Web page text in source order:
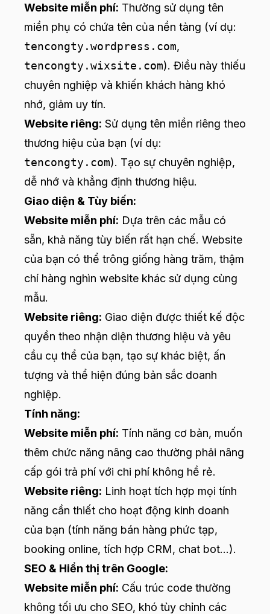
Website miễn phí: Thường sử dụng tên
miền phụ có chứa tên của nền tảng (ví dụ:
tencongty.wordpress.com,
tencongty.wixsite.com). Điều này thiếu
chuyên nghiệp và khiến khách hàng khó
nhớ, giảm uy tín.
Website riêng: Sử dụng tên miền riêng theo
thương hiệu của bạn (ví dụ:
tencongty.com). Tạo sự chuyên nghiệp,
dễ nhớ và khẳng định thương hiệu.
Giao diện & Tùy biến:
Website miễn phí: Dựa trên các mẫu có
sẵn, khả năng tùy biến rất hạn chế. Website
của bạn có thể trông giống hàng trăm, thậm
chí hàng nghìn website khác sử dụng cùng
mẫu.
Website riêng: Giao diện được thiết kế độc
quyền theo nhận diện thương hiệu và yêu
cầu cụ thể của bạn, tạo sự khác biệt, ấn
tượng và thể hiện đúng bản sắc doanh
nghiệp.
Tính năng:
Website miễn phí: Tính năng cơ bản, muốn
thêm chức năng nâng cao thường phải nâng
cấp gói trả phí với chi phí không hề rẻ.
Website riêng: Linh hoạt tích hợp mọi tính
năng cần thiết cho hoạt động kinh doanh
của bạn (tính năng bán hàng phức tạp,
booking online, tích hợp CRM, chat bot...).
SEO & Hiển thị trên Google:
Website miễn phí: Cấu trúc code thường
không tối ưu cho SEO, khó tùy chỉnh các